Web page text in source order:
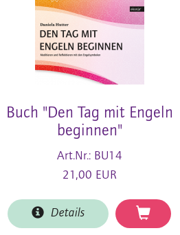
Buch "Den Tag mit Engeln
beginnen"
Art.Nr.: BU14
21,00 EUR
Details